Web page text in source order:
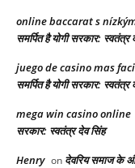
online baccarat s
समर्पित है योगी सरकार: स्वतंत्र
juego de casino mas
समर्पित है योगी सरकार: स्वतंत्र
mega win casino online
सरकार: स्वतंत्र देव सिंह
Henry on देवरिय समाज के